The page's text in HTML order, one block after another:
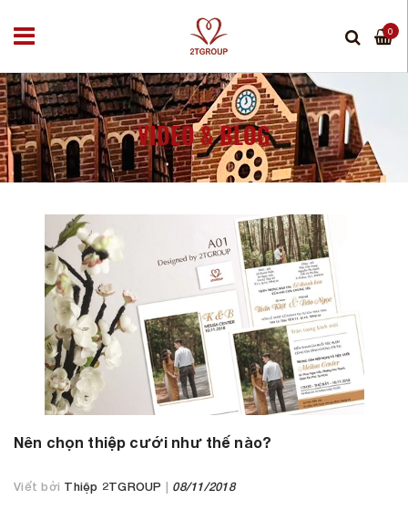
0
VIDEO & BLOG
Nên chọn thiệp cưới như thế nào?
Viết bởi Thiệp 2TGROUP | 08/11/2018